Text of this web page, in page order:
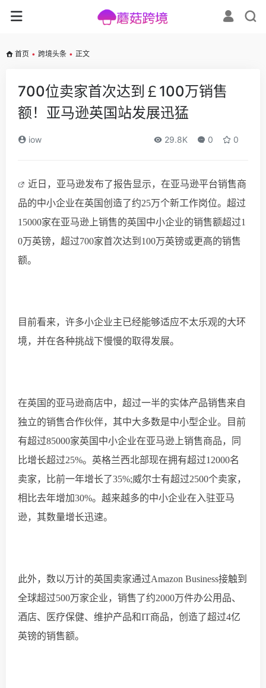
首页 • 跨境头条 • 正文
700位卖家首次达到￡100万销售
额！亚马逊英国站发展迅猛
iow 29.8K 0 0
近日， 亚马逊发布了报告显示，在亚马逊平台销售商
品的中小企业在英国创造了约25万个新工作岗位。超过
15000家在亚马逊上销售的英国中小企业的销售额超过1
0万英镑，超过700家首次达到100万英镑或更高的销售
额。
目前看来， 许多小企业主已经能够适应不太乐观的大环
境，并在各种挑战下慢慢的取得发展。
在英国的亚马逊商店中，超过一半的实体产品销售来自
独立的销售合作伙伴，其中大多数是中小型企业。目前
有超过85000家英国中小企业在亚马逊上销售商品，同
比增长超过25%。英格兰西北部现在拥有超过12000名
卖家，
比前一年增长了35%;威尔士有超过2500个卖家，
相比去年增加30%。 越来越多的中小企业在入驻亚马
逊，其数量增长迅速。
此外，数以万计的英国卖家通过Amazon Business接触到
全球超过500万家企业，销售了约2000万件办公用品、
酒店、医疗保健、维护产品和IT商品，创造了超过4亿
英镑的销售额。